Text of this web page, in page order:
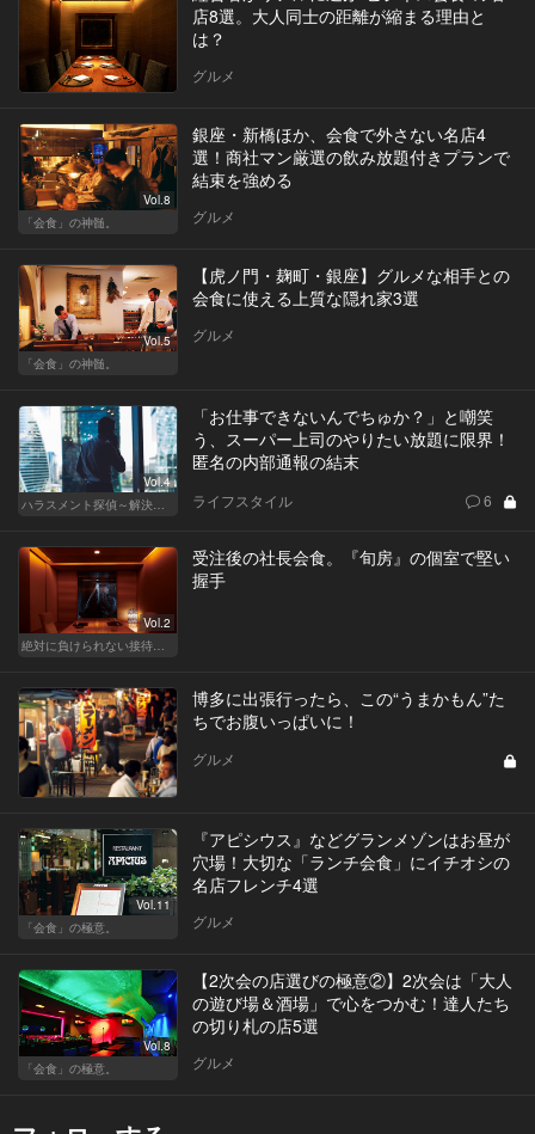
店8選。大人同士の距離が縮まる理由と
は？
グルメ
Vol.8
「会食」の神髄。
銀座・新橋ほか、会食で外さない名店4
選！商社マン厳選の飲み放題付きプランで
結束を強める
グルメ
Vol.5
「会食」の神髄。
【虎ノ門・麹町・銀座】グルメな相手との
会食に使える上質な隠れ家3選
グルメ
Vol.4
ハラスメント探偵～解決編～
「お仕事できないんでちゅか？」と嘲笑
う、スーパー上司のやりたい放題に限界！
匿名の内部通報の結末
ライフスタイル 6
Vol.2
受注後の社長会食。『旬房』の個室で堅い
握手
博多に出張行ったら、この“うまかもん”た
ちでお腹いっぱいに！
グルメ
Vol.11
「会食」の極意。
『アピシウス』などグランメゾンはお昼が
穴場！大切な「ランチ会食」にイチオシの
名店フレンチ4選
グルメ
Vol.8
「会食」の極意。
【2次会の店選びの極意②】2次会は「大人
の遊び場＆酒場」で心をつかむ！達人たち
の切り札の店5選
グルメ